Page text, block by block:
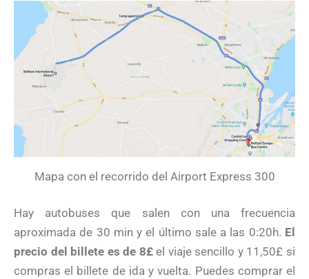
Mapa con el recorrido del Airport Express 300
Hay autobuses que salen con una frecuencia
aproximada de 30 min y el último sale a las 0:20h. El
precio del billete es de 8£el viaje sencillo y 11,50£ si
compras el billete de ida y vuelta. Puedes comprar el